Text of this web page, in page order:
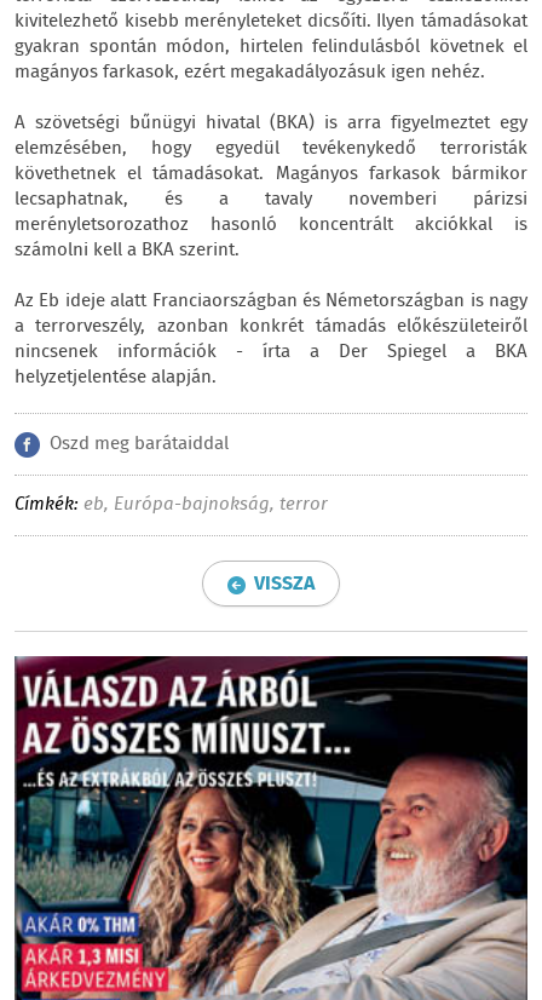
kivitelezhető kisebb merényleteket dicsőíti. Ilyen támadásokat
gyakran spontán módon, hirtelen felindulásból követnek el
magányos farkasok, ezért megakadályozásuk igen nehéz.
A szövetségi bűnügyi hivatal (BKA) is arra figyelmeztet egy
elemzésében, hogy egyedül tevékenykedő terroristák
követhetnek el támadásokat. Magányos farkasok bármikor
lecsaphatnak, és a tavaly novemberi párizsi
merényletsorozathoz hasonló koncentrált akciókkal is
számolni kell a BKA szerint.
Az Eb ideje alatt Franciaországban és Németországban is nagy
a terrorveszély, azonban konkrét támadás előkészületeiről
nincsenek információk - írta a Der Spiegel a BKA
helyzetjelentése alapján.
Oszd meg barátaiddal
Címkék: eb, Európa-bajnokság, terror
VISSZA